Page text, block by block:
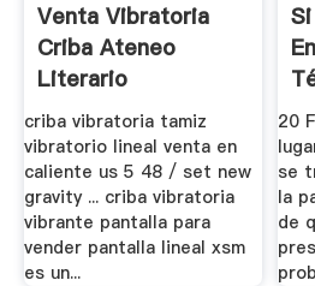
Venta Vibratoria
Criba Ateneo
Literario
criba vibratoria tamiz
vibratorio lineal venta en
caliente us 5 48 / set new
gravity ... criba vibratoria
vibrante pantalla para
vender pantalla lineal xsm
es un...
20
se
la
de